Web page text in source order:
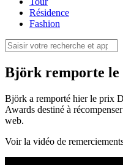
Résidence
Fashion
Björk remporte le
Björk a remporté hier le prix
Awards destiné à
web.
Voir la vidéo de